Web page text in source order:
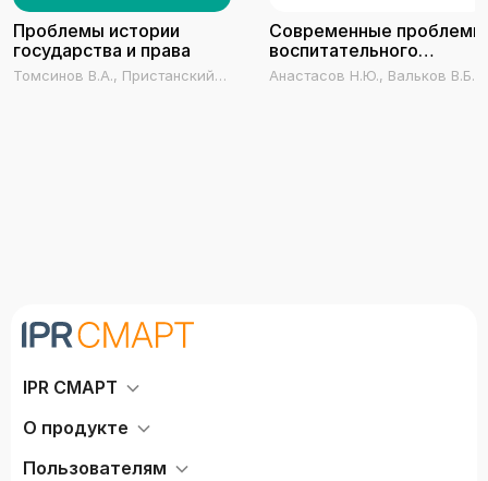
Проблемы истории
государства и права
Томсинов В.А., Пристанский
Современные проблемы
воспитательного
процесса в вузе
Анастасов Н.Ю., Вальков В.Б.,
IPR СМАРТ
О продукте
Пользователям